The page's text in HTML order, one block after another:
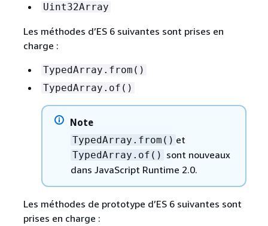
Uint32Array
Les méthodes d’ES 6 suivantes sont prises en
charge :
TypedArray.from()
TypedArray.of()
Note
TypedArray.from() et
TypedArray.of() sont nouveaux
dans JavaScript Runtime 2.0.
Les méthodes de prototype d’ES 6 suivantes sont
prises en charge :